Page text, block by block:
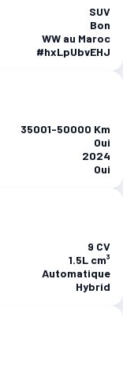
SUV
Bon
WW au Maroc
#hxLpUbvEHJ
35001-50000 Km
Oui
2024
Oui
9 CV
1.5L cm³
Automatique
Hybrid